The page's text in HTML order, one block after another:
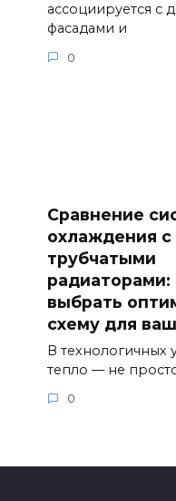
ассоциируется с
фасадами и
0
Сравнение
охлаждения с
трубчатыми
радиаторами:
выбрать
схему для
В технологичных
тепло — не
0